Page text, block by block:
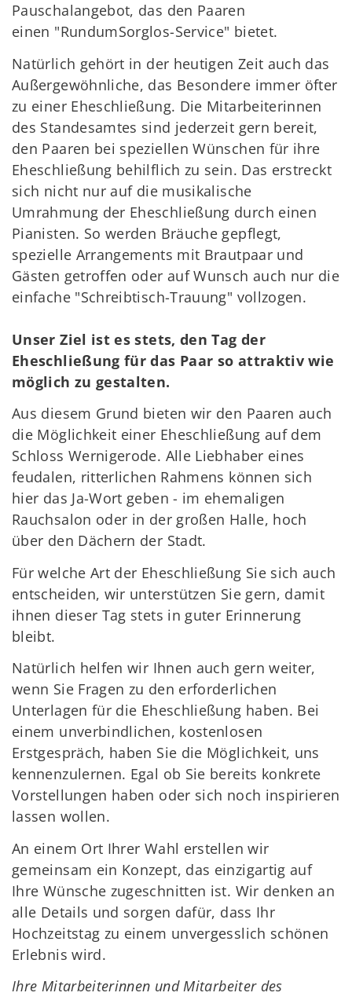
Pauschalangebot, das den Paaren
einen "RundumSorglos-Service" bietet.
Natürlich gehört in der heutigen Zeit auch das
Außergewöhnliche, das Besondere immer öfter
zu einer Eheschließung. Die Mitarbeiterinnen
des Standesamtes sind jederzeit gern bereit,
den Paaren bei speziellen Wünschen für ihre
Eheschließung behilflich zu sein. Das erstreckt
sich nicht nur auf die musikalische
Umrahmung der Eheschließung durch einen
Pianisten. So werden Bräuche gepflegt,
spezielle Arrangements mit Brautpaar und
Gästen getroffen oder auf Wunsch auch nur die
einfache "Schreibtisch-Trauung" vollzogen.
Unser Ziel ist es stets, den Tag der
Eheschließung für das Paar so attraktiv wie
möglich zu gestalten.
Aus diesem Grund bieten wir den Paaren auch
die Möglichkeit einer Eheschließung auf dem
Schloss Wernigerode. Alle Liebhaber eines
feudalen, ritterlichen Rahmens können sich
hier das Ja-Wort geben - im ehemaligen
Rauchsalon oder in der großen Halle, hoch
über den Dächern der Stadt.
Für welche Art der Eheschließung Sie sich auch
entscheiden, wir unterstützen Sie gern, damit
ihnen dieser Tag stets in guter Erinnerung
bleibt.
Natürlich helfen wir Ihnen auch gern weiter,
wenn Sie Fragen zu den erforderlichen
Unterlagen für die Eheschließung haben. Bei
einem unverbindlichen, kostenlosen
Erstgespräch, haben Sie die Möglichkeit, uns
kennenzulernen. Egal ob Sie bereits konkrete
Vorstellungen haben oder sich noch inspirieren
lassen wollen.
An einem Ort Ihrer Wahl erstellen wir
gemeinsam ein Konzept, das einzigartig auf
Ihre Wünsche zugeschnitten ist. Wir denken an
alle Details und sorgen dafür, dass Ihr
Hochzeitstag zu einem unvergesslich schönen
Erlebnis wird.
Ihre Mitarbeiterinnen und Mitarbeiter des